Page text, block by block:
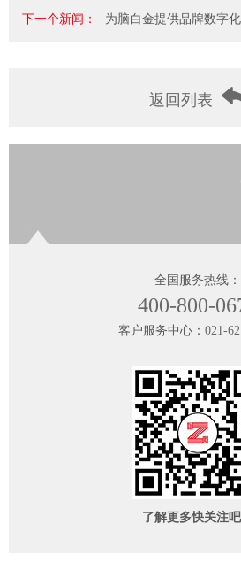
下一个新闻： 为脑白金提供品牌数字
返回列表
全国服务热线：
400-800-
客户服务中心： 021-
了解更多快关注吧